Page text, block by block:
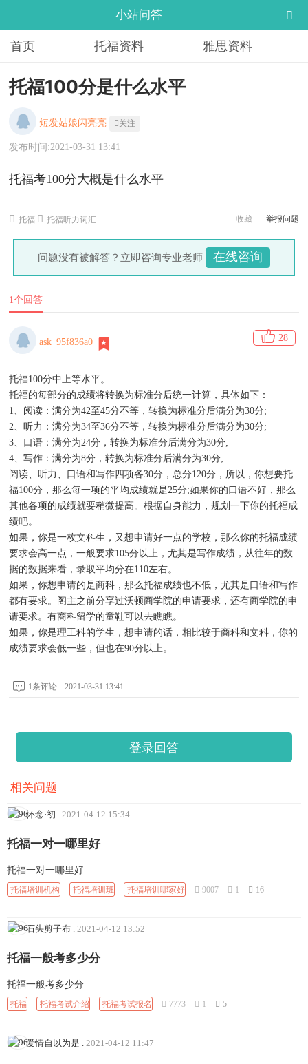
小站问答
首页 托福资料 雅思资料
托福100分是什么水平
短发姑娘闪亮亮 关注
发布时间:2021-03-31 13:41
托福考100分大概是什么水平
托福 托福听力词汇 举报问题
收藏
问题没有被解答？立即咨询专业老师 在线咨询
1个回答
ask_95f836a0 28
托福100分中上等水平。
托福的每部分的成绩将转换为标准分后统一计算，具体如下：
1、阅读：满分为42至45分不等，转换为标准分后满分为30分;
2、听力：满分为34至36分不等，转换为标准分后满分为30分;
3、口语：满分为24分，转换为标准分后满分为30分;
4、写作：满分为8分，转换为标准分后满分为30分;
阅读、听力、口语和写作四项各30分，总分120分，所以，你想要托
福100分，那么每一项的平均成绩就是25分;如果你的口语不好，那么
其他各项的成绩就要稍微提高。根据自身能力，规划一下你的托福成
绩吧。
如果，你是一枚文科生，又想申请好一点的学校，那么你的托福成绩
要求会高一点，一般要求105分以上，尤其是写作成绩，从往年的数
据的数据来看，录取平均分在110左右。
如果，你想申请的是商科，那么托福成绩也不低，尤其是口语和写作
都有要求。阁主之前分享过沃顿商学院的申请要求，还有商学院的申
请要求。有商科留学的童鞋可以去瞧瞧。
如果，你是理工科的学生，想申请的话，相比较于商科和文科，你的
成绩要求会低一些，但也在90分以上。
1条评论 2021-03-31 13:41
登录回答
相关问题
怀念·初 2021-04-12 15:34
托福一对一哪里好
托福一对一哪里好
托福培训机构 托福培训班 托福培训哪家好 9007 1 16
石头剪子布 2021-04-12 13:52
托福一般考多少分
托福一般考多少分
托福 托福考试介绍 托福考试报名 7773 1 5
爱情自以为是 2021-04-12 11:47